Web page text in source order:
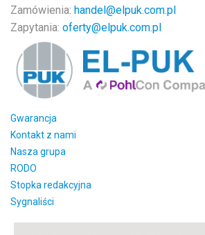
Zamówienia: handel@elpuk.com.pl
Zapytania: oferty@elpuk.com.pl
Gwarancja
Kontakt z nami
Nasza grupa
RODO
Stopka redakcyjna
Sygnaliści